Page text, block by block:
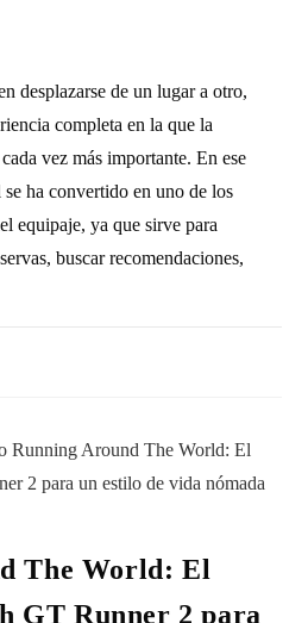
desplazarse de un lugar a otro,
completa en la que la
vez más importante. En ese
ha convertido en uno de los
equipaje, ya que sirve para
buscar recomendaciones,
The World: El
GT Runner 2 para